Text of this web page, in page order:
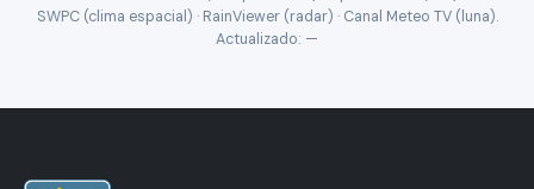
SWPC (clima espacial) · RainViewer (radar) · Canal Meteo TV (luna).
Actualizado: —